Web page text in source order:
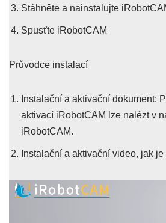
Stáhněte a nainstalujte
Spusťte iRobotCAM
Průvodce instalací
Instalační a aktivační dokument:
aktivací iRobotCAM lze nalézt v
iRobotCAM.
Instalační a aktivační video, jak